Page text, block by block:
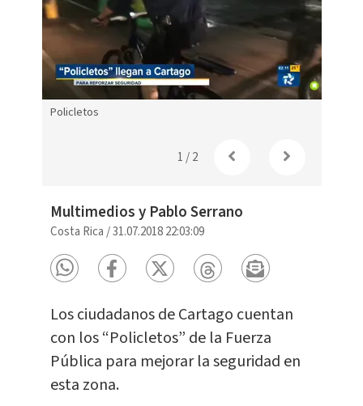
Policletos
1 /2
Multimedios y Pablo Serrano
Costa Rica /31.07.2018 22:03:09
Los ciudadanos de Cartago cuentan
con los “Policletos” de la Fuerza
Pública para mejorar la seguridad en
esta zona.